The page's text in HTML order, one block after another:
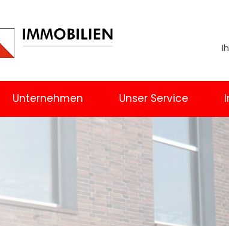
Unternehmen Unser Service